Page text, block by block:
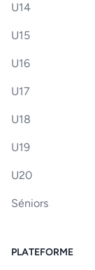
U14
U15
U16
U17
U18
U19
U20
Séniors
PLATEFORME